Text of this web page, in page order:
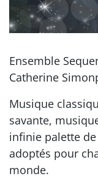
Ensemble
Catherine
Musique
savante,
infinie palette
adoptés pour
monde.